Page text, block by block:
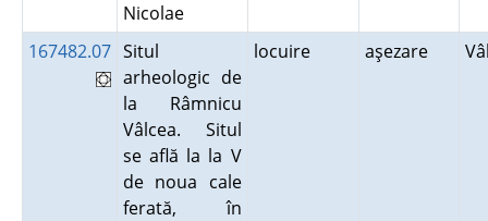
Nicolae
167482.07 Situl
arheologic de
la Râmnicu
Vâlcea. Situl
se află la la V
de noua cale
ferată, în
locuire aşezare